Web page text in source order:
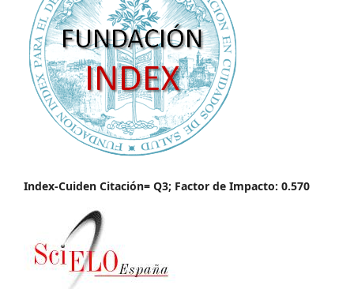
Index-Cuiden Citación= Q3; Factor de Impacto: 0.570